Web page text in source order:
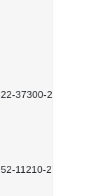
37300-2701
11210-2701